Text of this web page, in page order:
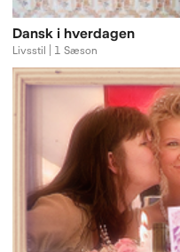
Dansk i hverdagen
Livsstil | 1 Sæson